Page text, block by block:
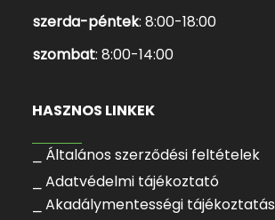
szerda-péntek: 8:00-18:00
szombat: 8:00-14:00
HASZNOS LINKEK
⎯ Általános szerződési feltételek
⎯ Adatvédelmi tájékoztató
⎯ Akadálymentességi tájékoztatás